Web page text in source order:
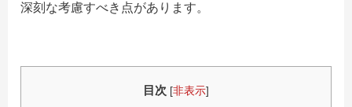
深刻な考慮すべき点があります。
目次 [非表示]